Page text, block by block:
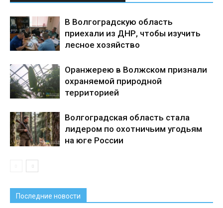
В Волгоградскую область
приехали из ДНР, чтобы изучить
лесное хозяйство
Оранжерею в Волжском признали
охраняемой природной
территорией
Волгоградская область стала
лидером по охотничьим угодьям
на юге России
Последние новости